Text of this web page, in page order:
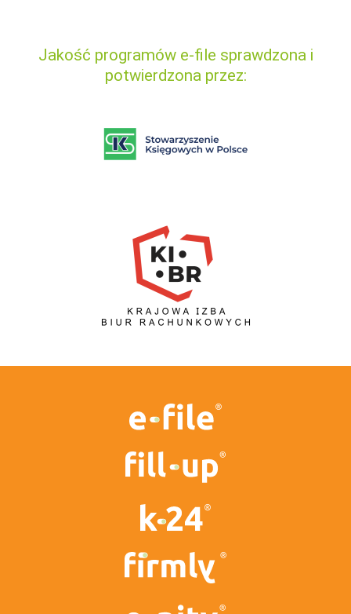
Jakość programów e-file sprawdzona i
potwierdzona przez: